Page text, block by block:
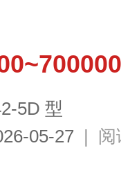
5D 型
05-27 | 阅